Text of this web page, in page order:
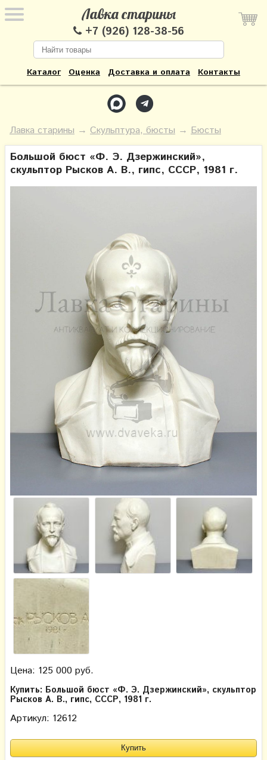
Лавка старины
+7 (926) 128-38-56
Каталог Оценка Доставка и оплата Контакты
Лавка старины → Скульптура, бюсты → Бюсты
Большой бюст «Ф. Э. Дзержинский»,
скульптор Рысков А. В., гипс, СССР, 1981 г.
Цена: 125 000 руб.
Купить: Большой бюст «Ф. Э. Дзержинский», скульптор
Рысков А. В., гипс, СССР, 1981 г.
Артикул: 12612